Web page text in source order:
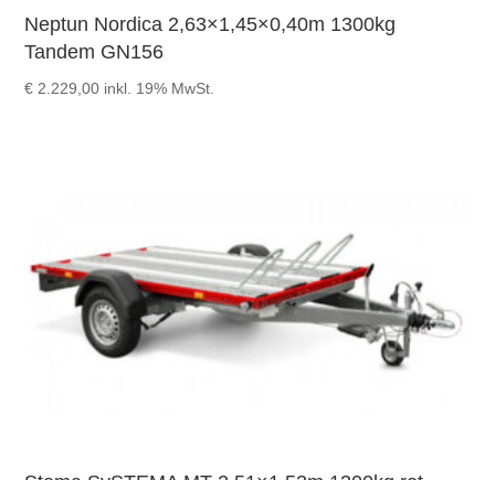
Neptun Nordica 2,63×1,45×0,40m 1300kg
Tandem GN156
€ 2.229,00 inkl. 19% MwSt.